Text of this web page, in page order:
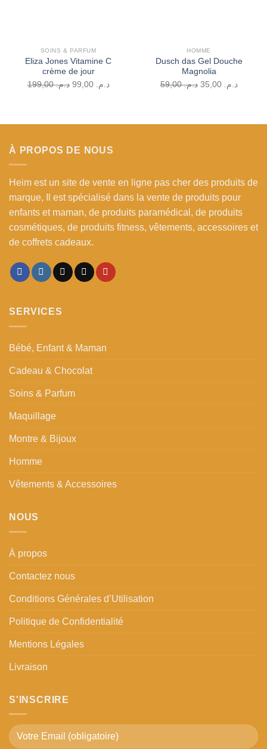
SOINS & PARFUM
Eliza Jones Vitamine C
crème de jour
د.م.199,00
Le
د.م. 99,00
Le
HOMME
Dusch das Gel Douche
Magnolia
د.م.59,00
Le
د.م. 35,00
Le
À PROPOS DE NOUS
Heim est un site de vente en ligne pas cher des produits de
marque, Il est spécialisé dans la vente de produits pour
enfants et maman, de produits paramédical, de produits
cosmétiques, de produits fitness, vêtements, accessoires et
de coffrets cadeaux.
SERVICES
Bébé, Enfant & Maman
Cadeau & Chocolat
Soins & Parfum
Maquillage
Montre & Bijoux
Homme
Vêtements & Accessoires
NOUS
À propos
Contactez nous
Conditions Générales d’Utilisation
Politique de Confidentialité
Mentions Légales
Livraison
S'INSCRIRE